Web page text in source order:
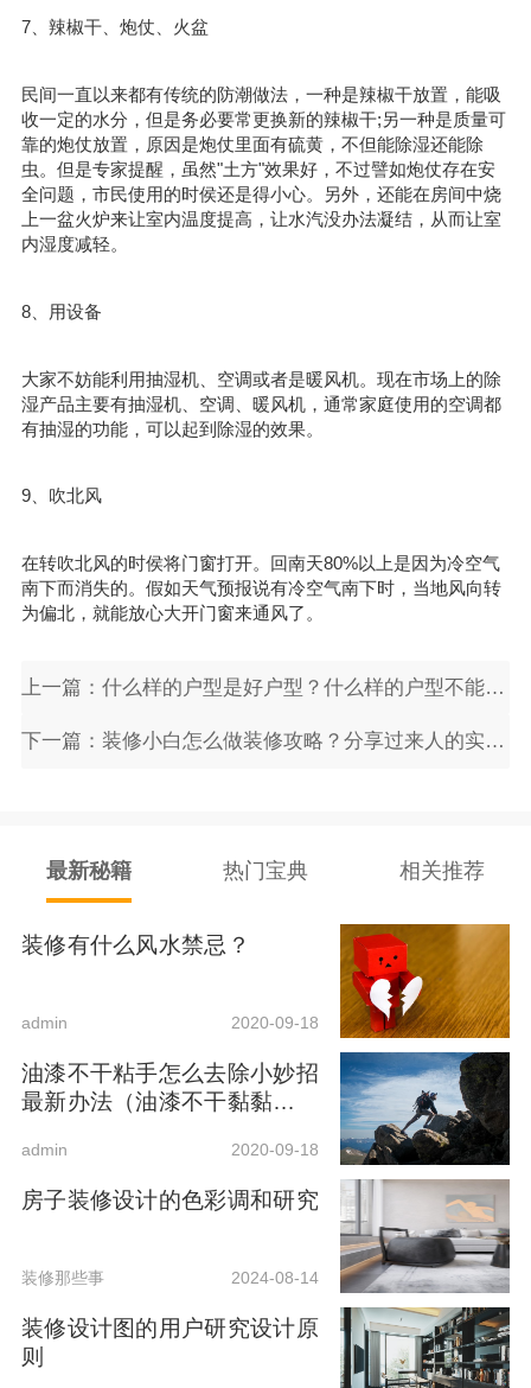
7、辣椒干、炮仗、火盆
民间一直以来都有传统的防潮做法，一种是辣椒干放置，能吸
收一定的水分，但是务必要常更换新的辣椒干;另一种是质量可
靠的炮仗放置，原因是炮仗里面有硫黄，不但能除湿还能除
虫。但是专家提醒，虽然"土方"效果好，不过譬如炮仗存在安
全问题，市民使用的时侯还是得小心。另外，还能在房间中烧
上一盆火炉来让室内温度提高，让水汽没办法凝结，从而让室
内湿度减轻。
8、用设备
大家不妨能利用抽湿机、空调或者是暖风机。现在市场上的除
湿产品主要有抽湿机、空调、暖风机，通常家庭使用的空调都
有抽湿的功能，可以起到除湿的效果。
9、吹北风
在转吹北风的时侯将门窗打开。回南天80%以上是因为冷空气
南下而消失的。假如天气预报说有冷空气南下时，当地风向转
为偏北，就能放心大开门窗来通风了。
上一篇：什么样的户型是好户型？什么样的户型不能买呢
下一篇：装修小白怎么做装修攻略？分享过来人的实用装修技巧和经验
最新秘籍 热门宝典 相关推荐
装修有什么风水禁忌？
admin 2020-09-18
油漆不干粘手怎么去除小妙招
最新办法（油漆不干黏黏的怎
admin 2020-09-18
房子装修设计的色彩调和研究
装修那些事 2024-08-14
装修设计图的用户研究设计原
则